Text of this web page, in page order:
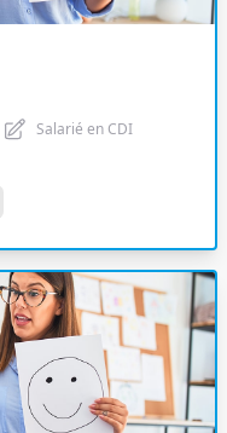
Salarié en CDI